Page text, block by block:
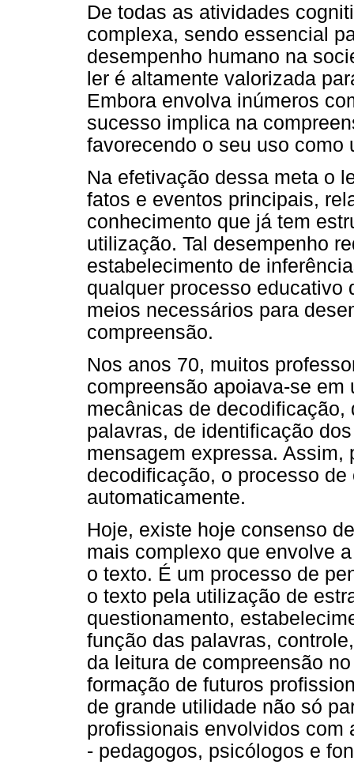
De todas as atividades
complexa, sendo essencial
desempenho humano na
ler é altamente valorizada
Embora envolva inúmeros
sucesso implica na
favorecendo o seu uso como
Na efetivação dessa meta o
fatos e eventos principais,
conhecimento que já tem
utilização. Tal desempenho
estabelecimento de
qualquer processo educativo
meios necessários para
compreensão.
Nos anos 70, muitos
compreensão apoiava-se
mecânicas de
palavras, de identificação
mensagem expressa. Assim,
decodificação, o processo
automaticamente.
Hoje, existe hoje consenso
mais complexo que envolve
o texto. É um processo de
o texto pela utilização de
questionamento,
função das palavras,
da leitura de compreensão
formação de futuros
de grande utilidade não só
profissionais envolvidos com
- pedagogos, psicólogos e